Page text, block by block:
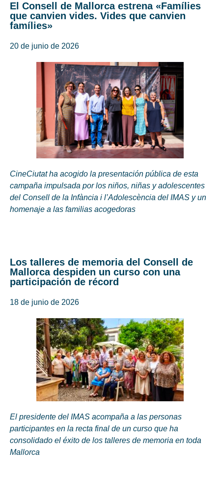
El Consell de Mallorca estrena «Famílies
que canvien vides. Vides que canvien
famílies»
20 de junio de 2026
CineCiutat ha acogido la presentación pública de esta
campaña impulsada por los niños, niñas y adolescentes
del Consell de la Infància i l’Adolescència del IMAS y un
homenaje a las familias acogedoras
Los talleres de memoria del Consell de
Mallorca despiden un curso con una
participación de récord
18 de junio de 2026
El presidente del IMAS acompaña a las personas
participantes en la recta final de un curso que ha
consolidado el éxito de los talleres de memoria en toda
Mallorca